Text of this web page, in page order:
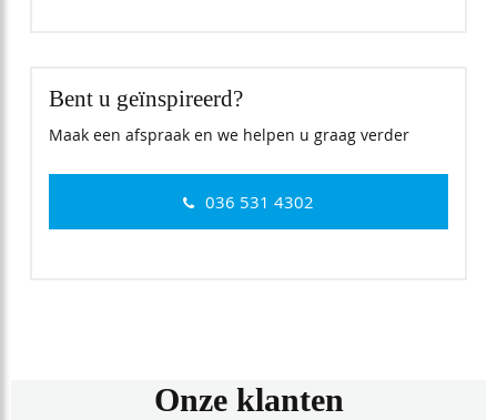
Bent u geïnspireerd?
Maak een afspraak en we helpen u graag verder
036 531 4302
Onze klanten